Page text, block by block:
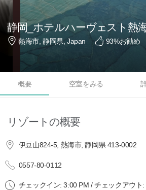
静岡_ホテルハーヴェスト熱
熱海市, 静岡県, Japan 93%お勧め
概要 空室をみる
リゾートの概要
伊豆山824-5, 熱海市, 静岡県 413-0002
0557-80-0112
チェックイン: 3:00 PM / チェックアウト